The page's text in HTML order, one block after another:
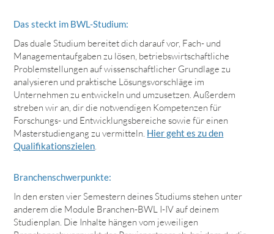
Das steckt im BWL-Studium:
Das duale Studium bereitet dich darauf vor, Fach- und
Managementaufgaben zu lösen, betriebswirtschaftliche
Problemstellungen auf wissenschaftlicher Grundlage zu
analysieren und praktische Lösungsvorschläge im
Unternehmen zu entwickeln und umzusetzen. Außerdem
streben wir an, dir die notwendigen Kompetenzen für
Forschungs- und Entwicklungsbereiche sowie für einen
Masterstudiengang zu vermitteln. Hier geht es zu den
Qualifikationszielen.
Branchenschwerpunkte:
In den ersten vier Semestern deines Studiums stehen unter
anderem die Module Branchen-BWL I-IV auf deinem
Studienplan. Die Inhalte hängen vom jeweiligen